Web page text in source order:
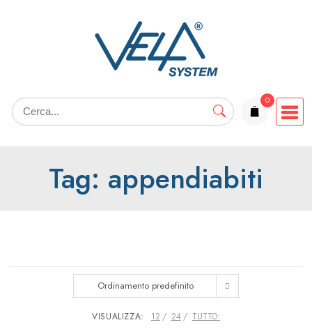
0
elementi
Tag: appendiabiti
Ordinamento predefinito
VISUALIZZA: 12 24 TUTTO: